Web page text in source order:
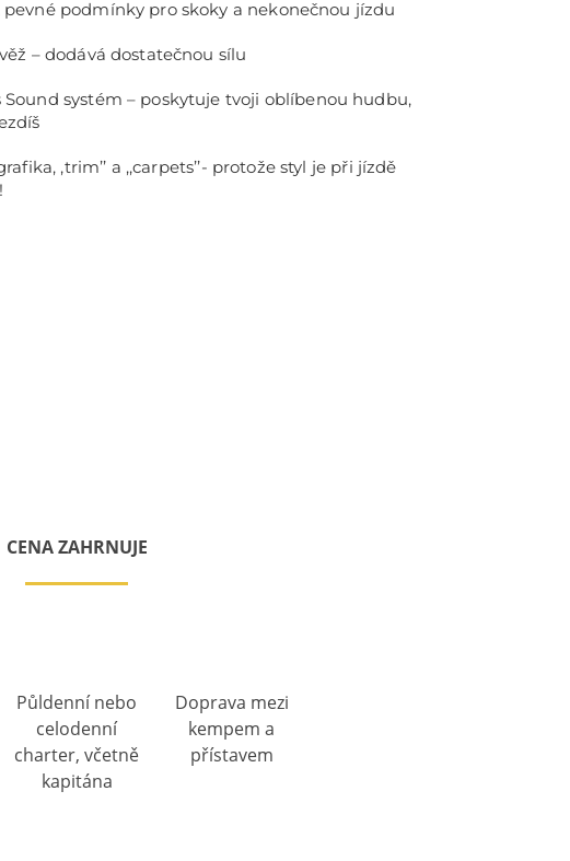
pevné podmínky pro skoky a nekonečnou jízdu
– dodává dostatečnou sílu
Sound systém – poskytuje tvoji oblíbenou hudbu,
,trim’’ a ,,carpets’’- protože styl je při jízdě
CENA ZAHRNUJE
Půldenní nebo
celodenní
charter, včetně
kapitána
Doprava mezi
kempem a
přístavem